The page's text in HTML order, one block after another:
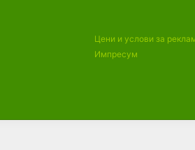
Цени и услови за
Импресум